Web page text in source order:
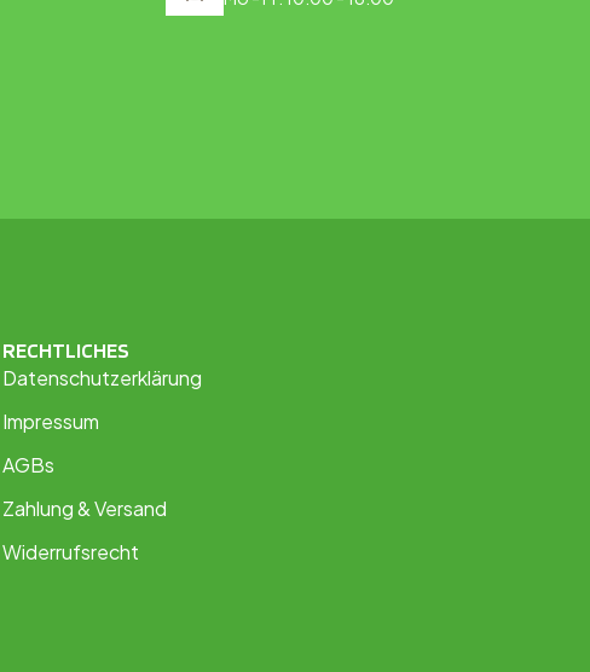
RECHTLICHES
Datenschutzerklärung
Impressum
AGBs
Zahlung & Versand
Widerrufsrecht